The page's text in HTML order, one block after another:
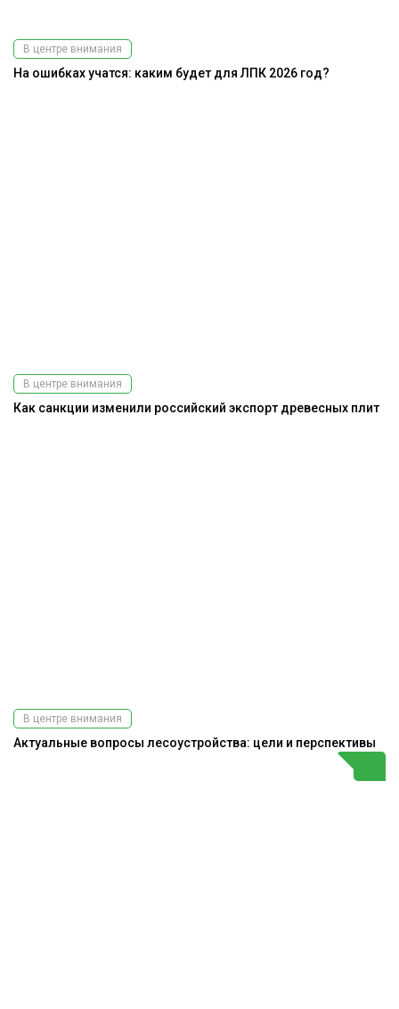
В центре внимания
На ошибках учатся: каким будет для ЛПК 2026 год?
В центре внимания
Как санкции изменили российский экспорт древесных плит
В центре внимания
Актуальные вопросы лесоустройства: цели и перспективы